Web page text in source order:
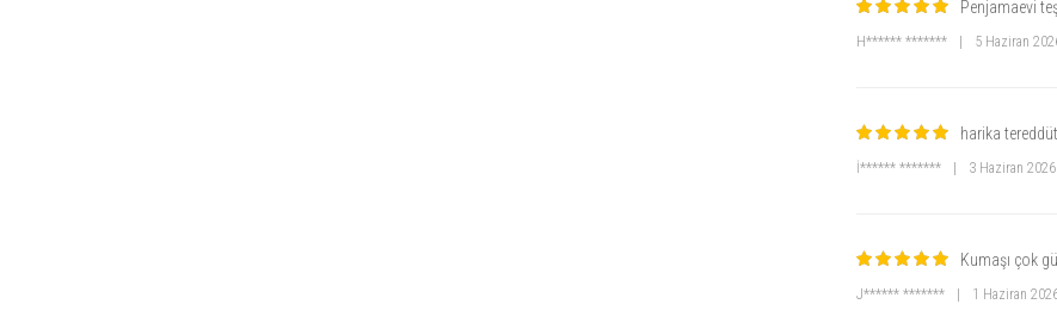
Penjamaevi
H****** ******* 5 Haziran
harika
İ****** ******* 3 Haziran 2026
Kumaşı çok
J****** ******* 1 Haziran